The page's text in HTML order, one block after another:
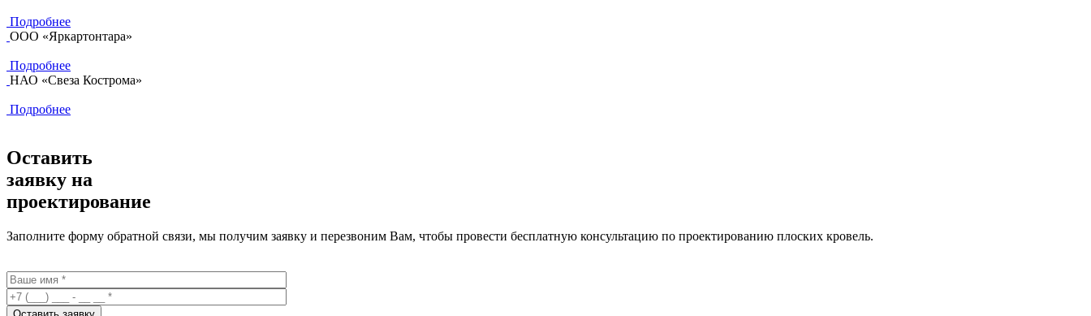
Подробнее
ООО «Яркартонтара»
Подробнее
НАО «Свеза Кострома»
Подробнее
Оставить
заявку на
проектирование
Заполните форму обратной связи, мы получим заявку и перезвоним Вам, чтобы провести бесплатную консультацию по проектированию плоских кровель.